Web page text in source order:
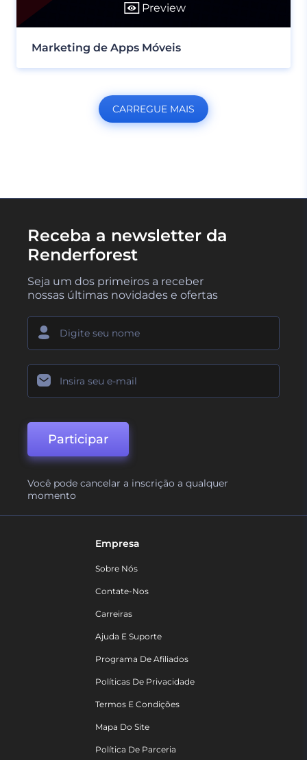
Preview
Marketing de Apps Móveis
CARREGUE MAIS
Receba a newsletter da
Renderforest
Seja um dos primeiros a receber
nossas últimas novidades e ofertas
Participar
Você pode cancelar a inscrição a qualquer
momento
Empresa
Sobre Nós
Contate-Nos
Carreiras
Ajuda E Suporte
Programa De Afiliados
Políticas De Privacidade
Termos E Condições
Mapa Do Site
Política De Parceria